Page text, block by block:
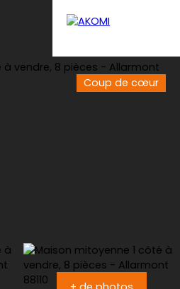
Coup de cœur